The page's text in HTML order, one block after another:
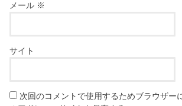
メール ※
サイト
次回のコメントで使用するためブラウザー